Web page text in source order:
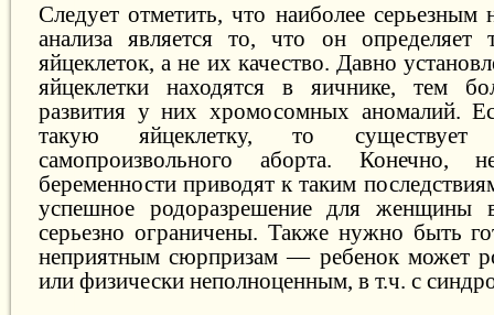
Следует отметить, что наиболее серьезным
анализа является то, что он определяет
яйцеклеток, а не их качество. Давно
яйцеклетки находятся в яичнике, тем
развития у них хромосомных аномалий.
такую яйцеклетку, то
самопроизвольного аборта. Конечно,
беременности приводят к таким
успешное родоразрешение для женщины
серьезно ограничены. Также нужно быть
неприятным сюрпризам — ребенок может
или физически неполноценным, в т.ч. с